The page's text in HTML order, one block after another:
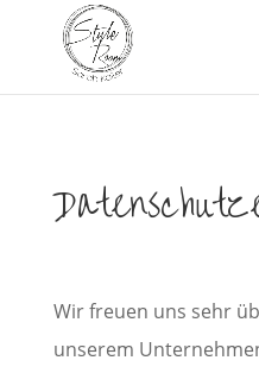
Wir freuen uns sehr
unserem